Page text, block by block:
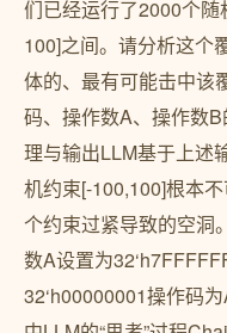
们已经运行了2000个
100]之间。请分析这个
体的、最有可能击中该
码、操作数A、操作数
理与输出LLM基于上述
机约束[-100,100]根本
个约束过紧导致的空洞
数A设置为
32‘h00000001操作码